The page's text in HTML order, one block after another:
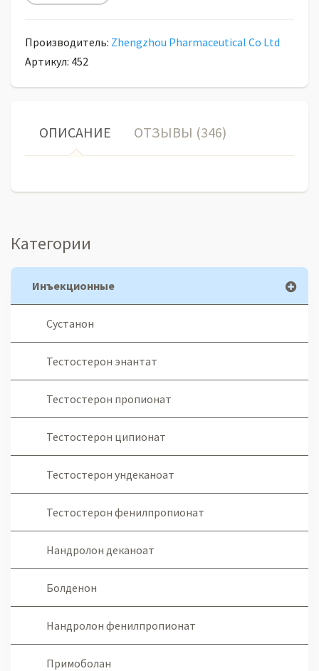
Производитель: Zhengzhou Pharmaceutical Co Ltd
Артикул: 452
ОПИСАНИЕ ОТЗЫВЫ (346)
Категории
Инъекционные
Сустанон
Тестостерон энантат
Тестостерон пропионат
Тестостерон ципионат
Тестостерон ундеканоат
Тестостерон фенилпропионат
Нандролон деканоат
Болденон
Нандролон фенилпропионат
Примоболан